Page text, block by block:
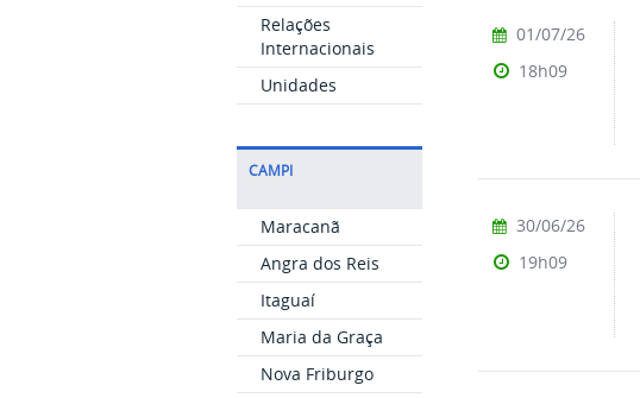
Relações
Internacionais
Unidades
CAMPI
Maracanã
Angra dos Reis
Itaguaí
Maria da Graça
Nova Friburgo
01/07/26
18h09
30/06/26
19h09